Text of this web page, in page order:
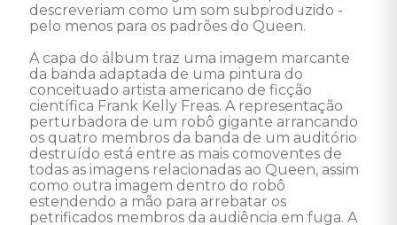
descreveriam como um som subproduzido -
pelo menos para os padrões do Queen.
A capa do álbum traz uma imagem marcante
da banda adaptada de uma pintura do
conceituado artista americano de ficção
científica Frank Kelly Freas. A representação
perturbadora de um robô gigante arrancando
os quatro membros da banda de um auditório
destruído está entre as mais comoventes de
todas as imagens relacionadas ao Queen, assim
como outra imagem dentro do robô
estendendo a mão para arrebatar os
petrificados membros da audiência em fuga. A